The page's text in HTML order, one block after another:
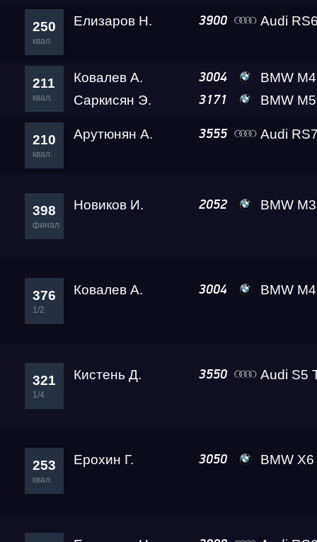
250
квал.
Елизаров Н. 3900 Audi
211
квал.
Ковалев А. 3004
BMW M4
Саркисян Э.
3171 BMW M5
210
квал.
Арутюнян А. 3555 Audi
398
финал
Новиков И. 2052 BMW M3
376
1/2
Ковалев А. 3004 BMW M4
321
1/4
Кистень Д. 3550 Audi S5
253
квал.
Ерохин Г. 3050 BMW X6